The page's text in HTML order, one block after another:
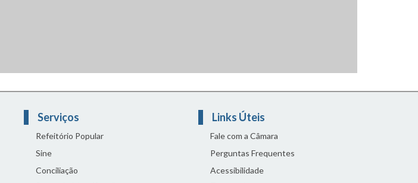
Serviços
Refeitório Popular
Sine
Conciliação
Links Úteis
Fale com a Câmara
Perguntas Frequentes
Acessibilidade